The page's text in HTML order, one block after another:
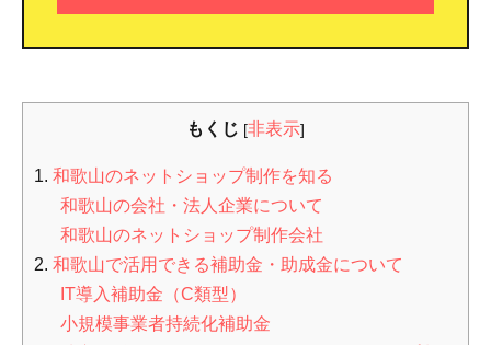
もくじ [非表示]
1. 和歌山のネットショップ制作を知る
和歌山の会社・法人企業について
和歌山のネットショップ制作会社
2. 和歌山で活用できる補助金・助成金について
IT導入補助金（C類型）
小規模事業者持続化補助金